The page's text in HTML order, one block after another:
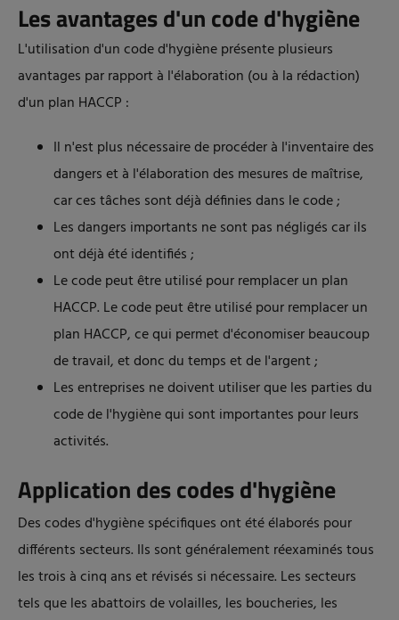
Les avantages d'un code d'hygiène
L'utilisation d'un code d'hygiène présente plusieurs
avantages par rapport à l'élaboration (ou à la rédaction)
d'un plan HACCP :
Il n'est plus nécessaire de procéder à l'inventaire des
dangers et à l'élaboration des mesures de maîtrise,
car ces tâches sont déjà définies dans le code ;
Les dangers importants ne sont pas négligés car ils
ont déjà été identifiés ;
Le code peut être utilisé pour remplacer un plan
HACCP. Lecode peut être utilisé pour remplacer un
plan HACCP, ce qui permet d'économiser beaucoup
de travail, et donc du temps et de l'argent ;
Les entreprises ne doivent utiliser que les parties du
code de l'hygiène qui sont importantes pour leurs
activités.
Application des codes d'hygiène
Des codes d'hygiène spécifiques ont été élaborés pour
différents secteurs. Ils sont généralement réexaminés tous
les trois à cinq ans et révisés si nécessaire. Les secteurs
tels que les abattoirs de volailles, les boucheries, les